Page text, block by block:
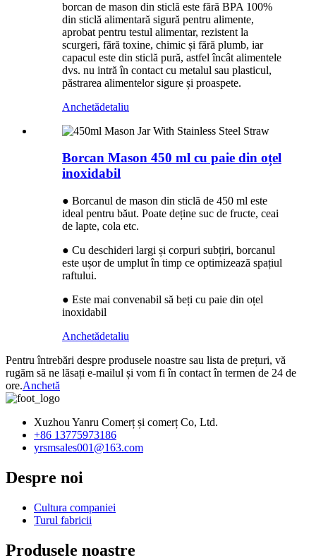
borcan de mason din sticlă este fără BPA 100%
din sticlă alimentară sigură pentru alimente,
aprobat pentru testul alimentar, rezistent la
scurgeri, fără toxine, chimic și fără plumb, iar
capacul este din sticlă pură, astfel încât alimentele
dvs. nu intră în contact cu metalul sau plasticul,
păstrarea alimentelor sigure și proaspete.
Anchetădetaliu
Borcan Mason 450 ml cu paie din oțel
inoxidabil
● Borcanul de mason din sticlă de 450 ml este
ideal pentru băut. Poate deține suc de fructe, ceai
de lapte, cola etc.
● Cu deschideri largi și corpuri subțiri, borcanul
este ușor de umplut în timp ce optimizează spațiul
raftului.
● Este mai convenabil să beți cu paie din oțel
inoxidabil
Anchetădetaliu
Pentru întrebări despre produsele noastre sau lista de prețuri, vă
rugăm să ne lăsați e-mailul și vom fi în contact în termen de 24 de
ore.Anchetă
Xuzhou Yanru Comerț și comerț Co, Ltd.
+86 13775973186
yrsmsales001@163.com
Despre noi
Cultura companiei
Turul fabricii
Produsele noastre